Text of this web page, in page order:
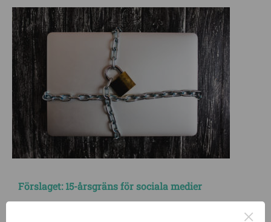
Förslaget: 15-årsgräns för sociala medier
regeringens utredare. Det ska vara upp till sociala medier-företagen×